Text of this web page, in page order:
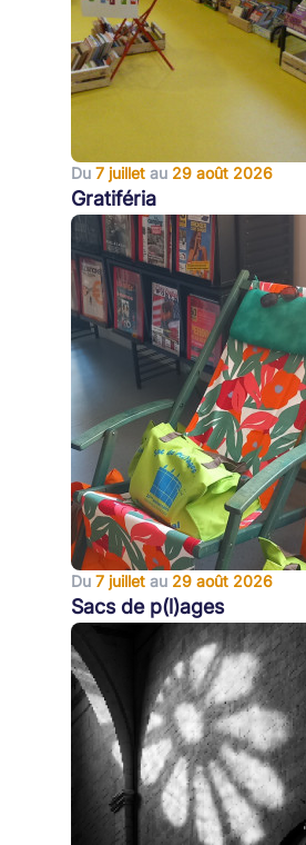
Du 7 juillet au 29 août 2026
Gratiféria
Du 7 juillet au 29 août 2026
Sacs de p(l)ages